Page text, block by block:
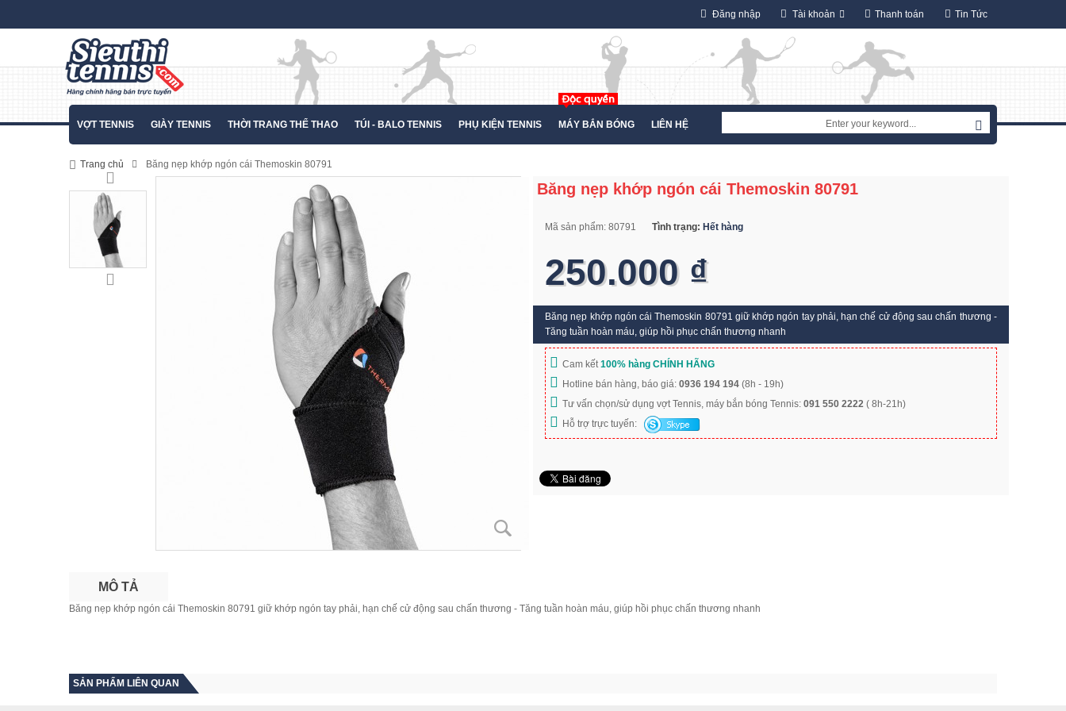
Thanh toán Tin Tức
Tài khoản
Đăng nhập
VỢT TENNIS GIÀY TENNIS THỜI TRANG THỂ THAO TÚI - BALO TENNIS PHỤ KIỆN TENNIS MÁY BẮN BÓNG LIÊN HỆ
Trang chủ Băng nẹp khớp ngón cái Themoskin 80791
Băng nẹp khớp ngón cái Themoskin 80791
Mã sản phẩm: 80791 Tình trạng: Hết hàng
250.000 ₫
Băng nẹp khớp ngón cái Themoskin 80791 giữ khớp ngón tay phải, hạn chế cử động sau chấn thương -
Tăng tuần hoàn máu, giúp hồi phục chấn thương nhanh
Cam kết100% hàng CHÍNH HÃNG
Hotline bán hàng, báo giá: 0936 194 194 (8h - 19h)
Tư vấn chọn/sử dụng vợt Tennis, máy bắn bóng Tennis: 091 550 2222 ( 8h-21h)
Hỗ trợ trực tuyến:
MÔ TẢ
Băng nẹp khớp ngón cái Themoskin 80791 giữ khớp ngón tay phải, hạn chế cử động sau chấn thương - Tăng tuần hoàn máu, giúp hồi phục chấn thương nhanh
SẢN PHẨM LIÊN QUAN